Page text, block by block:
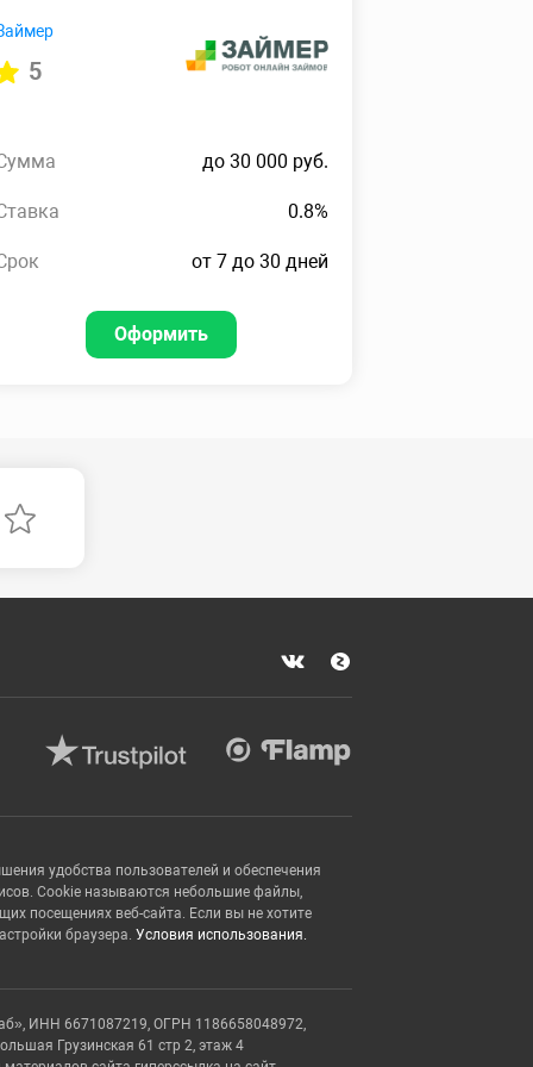
5
до 30 000 руб.
0.8%
от 7 до 30 дней
Оформить
удобства пользователей и обеспечения
Cookie называются небольшие файлы,
посещениях веб-сайта. Если вы не хотите
браузера. Условия использования.
ИНН 6671087219, ОГРН 1186658048972,
Грузинская 61 стр 2, этаж 4